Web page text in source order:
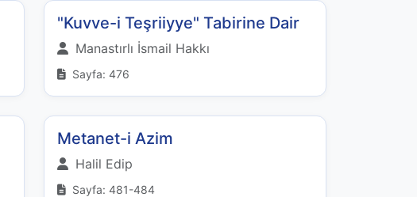
"Kuvve-i Teşriiyye" Tabirine Dair
Manastırlı İsmail Hakkı
Sayfa: 476
Metanet-i Azim
Halil Edip
Sayfa: 481-484